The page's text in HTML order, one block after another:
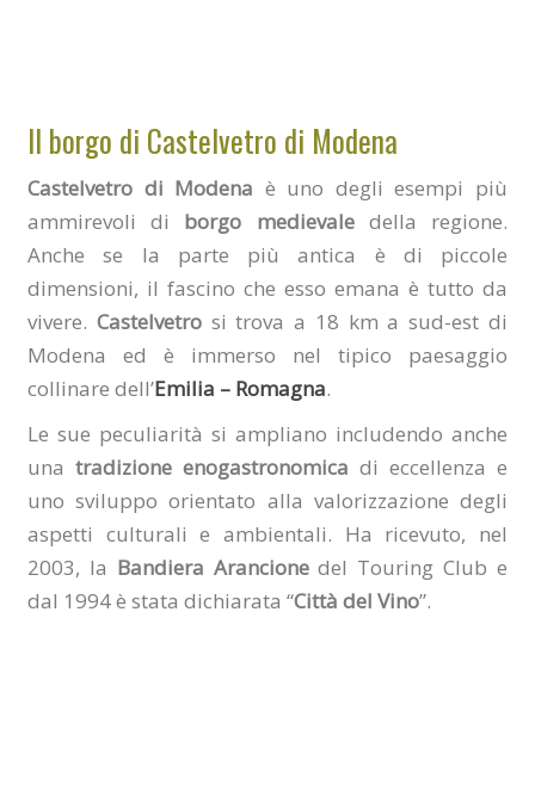
Il borgo di Castelvetro di Modena
Castelvetro di Modena è uno degli esempi più
ammirevoli di borgo medievaledella regione.
Anche se la parte più antica è di piccole
dimensioni, il fascino che esso emana è tutto da
vivere. Castelvetrosi trova a 18 km a sud-est di
Modena ed è immerso nel tipico paesaggio
collinare dell’Emilia – Romagna.
Le sue peculiarità si ampliano includendo anche
una tradizione enogastronomica di eccellenza e
uno sviluppo orientato alla valorizzazione degli
aspetti culturali e ambientali. Ha ricevuto, nel
2003, la Bandiera Arancionedel Touring Club e
dal 1994 è stata dichiarata “Città del Vino”.